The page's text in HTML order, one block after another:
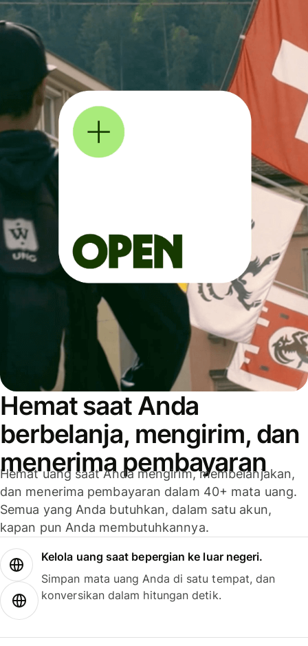
Hemat saat Anda
berbelanja, mengirim, dan
menerima pembayaran
Hemat uang saat Anda mengirim, membelanjakan,
dan menerima pembayaran dalam 40+ mata uang.
Semua yang Anda butuhkan, dalam satu akun,
kapan pun Anda membutuhkannya.
Kelola uang saat bepergian ke luar negeri.
Simpan mata uang Anda di satu tempat, dan
konversikan dalam hitungan detik.